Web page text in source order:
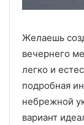
Желаешь
вечернего
легко и
подробная
небрежной
вариант